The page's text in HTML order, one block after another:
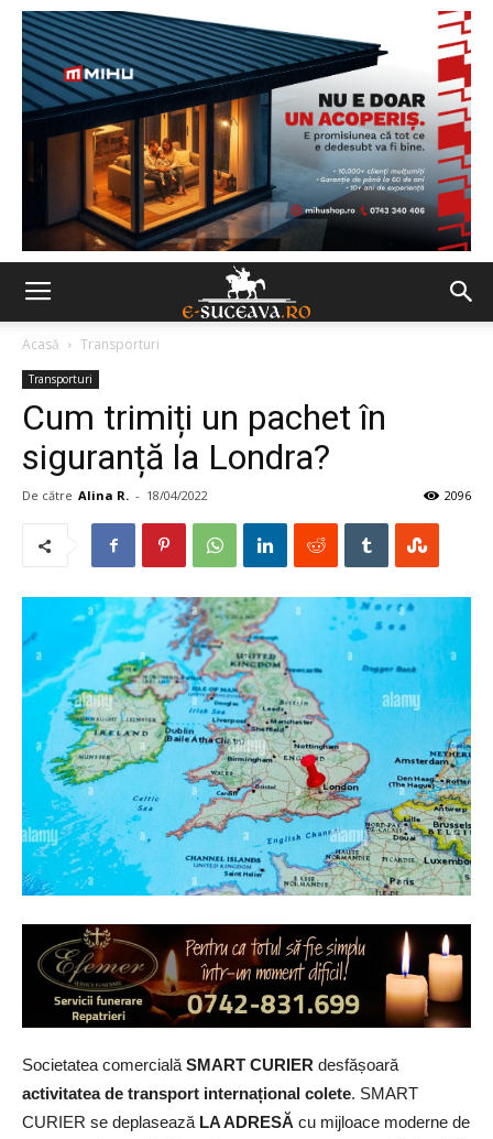
Acasă Transporturi
Transporturi
Cum trimiți un pachet în
siguranță la Londra?
De către Alina R. - 18/04/2022 2096
Societatea comercială SMART CURIER desfășoară
activitatea de transport internațional colete. SMART
CURIER se deplasează LA ADRESĂ cu mijloace moderne de